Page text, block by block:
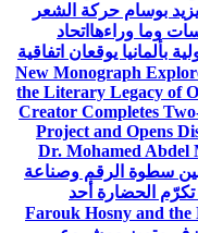
بوسام حركة الشعر
وما وراءها اتحاد
بألمانيا يوقعان اتفاقية
New Monograph
the Literary Legacy of
Creator Completes
Project and Opens
Dr. Mohamed Abdel
بين سطوة الرقم وصناعة
الحضارة أحد
Farouk Hosny and